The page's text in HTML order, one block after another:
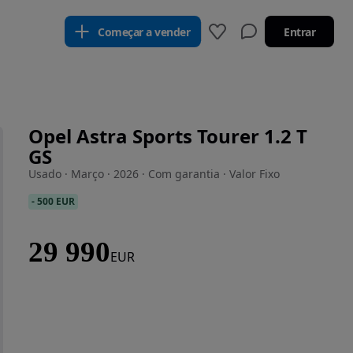
Começar a vender Entrar
Opel Astra Sports Tourer 1.2 T
GS
Usado · Março · 2026 · Com garantia · Valor Fixo
-500 EUR
29 990EUR